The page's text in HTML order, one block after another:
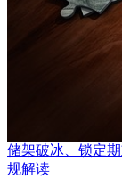
储架破冰、锁定
规解读